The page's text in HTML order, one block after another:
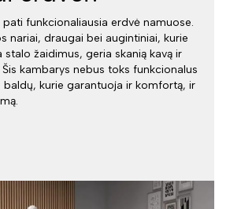
funkcionaliausia erdvė namuose.
nariai, draugai bei augintiniai, kurie
stalo žaidimus, geria skanią kavą ir
kambarys nebus toks funkcionalus
kurie garantuoja ir komfortą, ir